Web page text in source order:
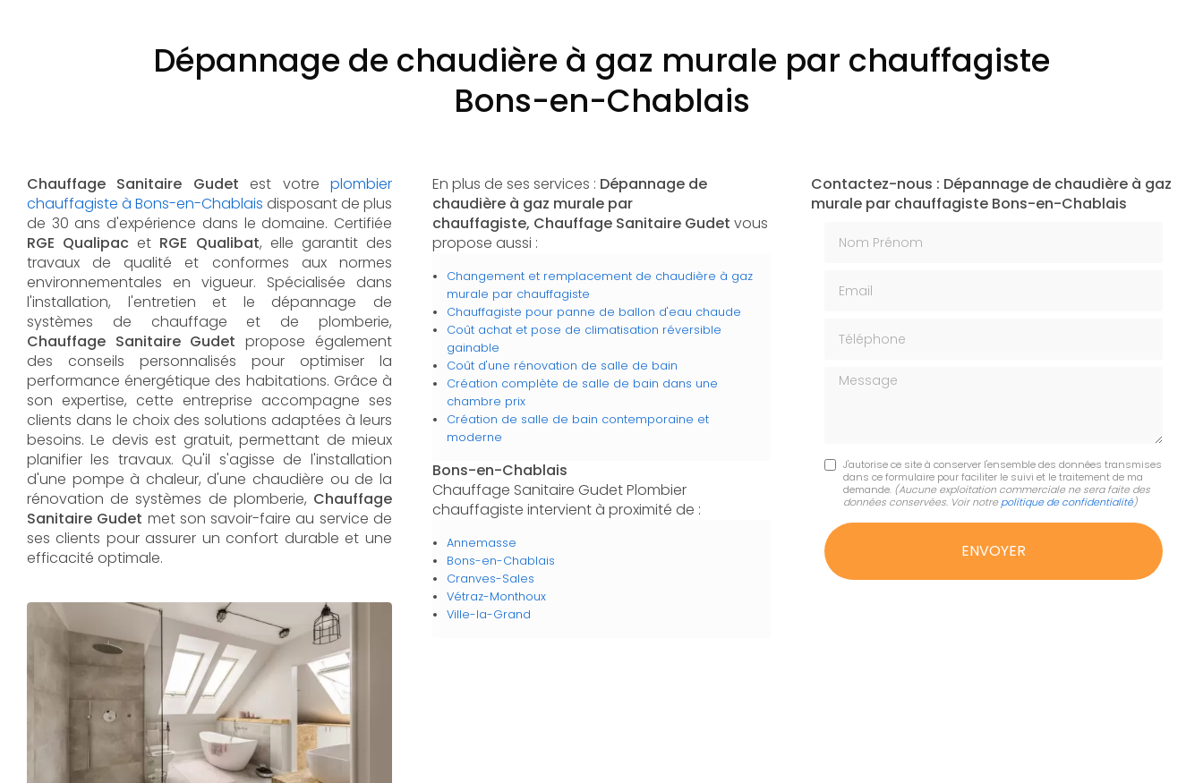
Dépannage de chaudière à gaz murale par chauffagiste
Bons-en-Chablais
Chauffage Sanitaire Gudet est votre plombier
chauffagiste à Bons-en-Chablais disposant de plus
de 30 ans d'expérience dans le domaine. Certifiée
RGE Qualipac et RGE Qualibat, elle garantit des
travaux de qualité et conformes aux normes
environnementales en vigueur. Spécialisée dans
l'installation, l'entretien et le dépannage de
systèmes de chauffage et de plomberie,
Chauffage Sanitaire Gudet propose également
des conseils personnalisés pour optimiser la
performance énergétique des habitations. Grâce à
son expertise, cette entreprise accompagne ses
clients dans le choix des solutions adaptées à leurs
besoins. Le devis est gratuit, permettant de mieux
planifier les travaux. Qu'il s'agisse de l'installation
d'une pompe à chaleur, d'une chaudière ou de la
rénovation de systèmes de plomberie, Chauffage
Sanitaire Gudet met son savoir-faire au service de
ses clients pour assurer un confort durable et une
efficacité optimale.
En plus de ses services : Dépannage de
chaudière à gaz murale par
chauffagiste, Chauffage Sanitaire Gudet vous
propose aussi :
Changement et remplacement de chaudière à gaz
murale par chauffagiste
Chauffagiste pour panne de ballon d'eau chaude
Coût achat et pose de climatisation réversible
gainable
Coût d'une rénovation de salle de bain
Création complète de salle de bain dans une
chambre prix
Création de salle de bain contemporaine et
moderne
Bons-en-Chablais
Chauffage Sanitaire Gudet Plombier
chauffagiste intervient à proximité de :
Annemasse
Bons-en-Chablais
Cranves-Sales
Vétraz-Monthoux
Ville-la-Grand
Contactez-nous : Dépannage de chaudière à gaz
murale par chauffagiste Bons-en-Chablais
Message
J'autorise ce site à conserver l'ensemble des données transmises
dans ce formulaire pour faciliter le suivi et le traitement de ma
demande. (Aucune exploitation commerciale ne sera faite des
données conservées. Voir notre politique de confidentialité)